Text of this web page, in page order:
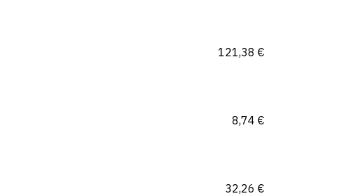
121,38 €
8,74 €
32,26 €